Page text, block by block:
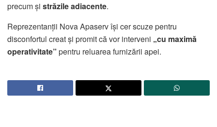
precum și străzile adiacente.
Reprezentanții Nova Apaserv își cer scuze pentru
disconfortul creat și promit că vor interveni „cu maximă
operativitate” pentru reluarea furnizării apei.